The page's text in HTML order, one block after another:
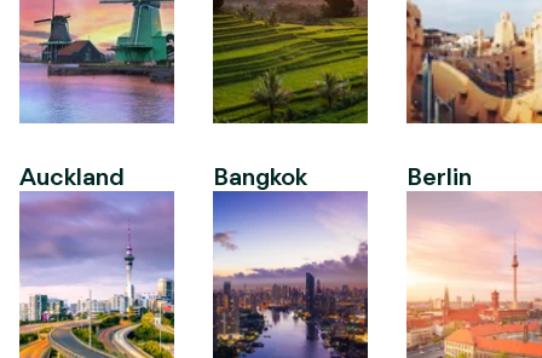
Auckland Bangkok Berlin